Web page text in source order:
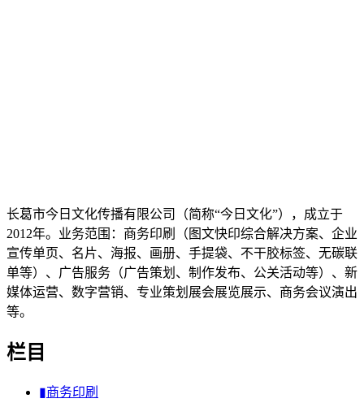
长葛市今日文化传播有限公司（简称“今日文化”），成立于
2012年。业务范围：商务印刷（图文快印综合解决方案、企业
宣传单页、名片、海报、画册、手提袋、不干胶标签、无碳联
单等）、广告服务（广告策划、制作发布、公关活动等）、新
媒体运营、数字营销、专业策划展会展览展示、商务会议演出
等。
栏目
▮商务印刷